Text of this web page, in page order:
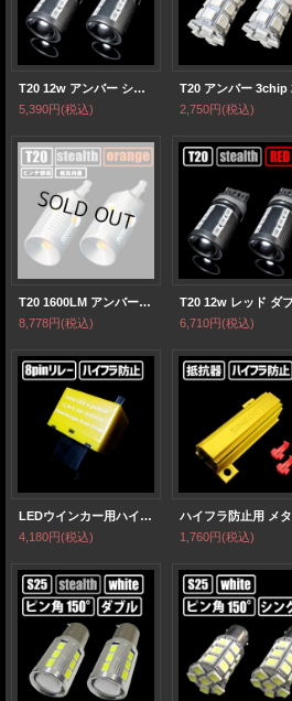
T20 12w アンバー シングル CREE×SAMSUNG
5,390円(税込)
2,750円(税込)
T20 1600LM アンバー シングル ピンチ部違い 抵抗内蔵ウインカー
8,778円(税込)
6,710円(税込)
LEDウインカー用ハイフラ防止 8ピンリレー 点滅速度調整式
4,180円(税込)
1,760円(税込)